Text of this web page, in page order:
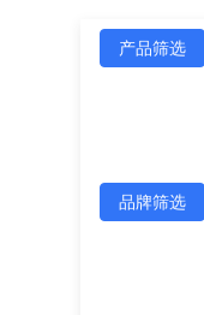
产品筛选
品牌筛选